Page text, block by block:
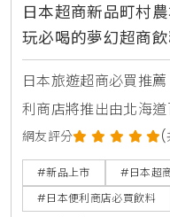
日本超商新品町村
玩必喝的夢幻超商
日本旅遊超商必買推
利商店將推出由北海
場牛奶冰淇淋歐蕾」。
煉乳，完美呈現如同品
赴日觀光不可錯過的夢
網友評分 (
#新品上市
#日本超
#日本便利商店必買飲料